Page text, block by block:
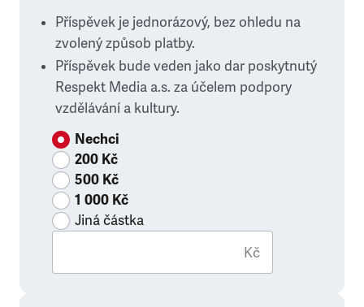
Příspěvek je jednorázový, bez ohledu na
zvolený způsob platby.
Příspěvek bude veden jako dar poskytnutý
Respekt Media a.s. za účelem podpory
vzdělávání a kultury.
Nechci
200 Kč
500 Kč
1 000 Kč
Jiná částka
Kč